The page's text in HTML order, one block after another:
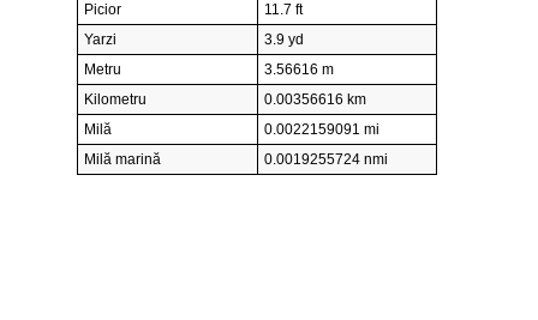
Picior
11.7 ft
Yarzi
3.9 yd
Metru
3.56616 m
Kilometru
0.00356616 km
Milă
0.0022159091 mi
Milă marină
0.0019255724 nmi